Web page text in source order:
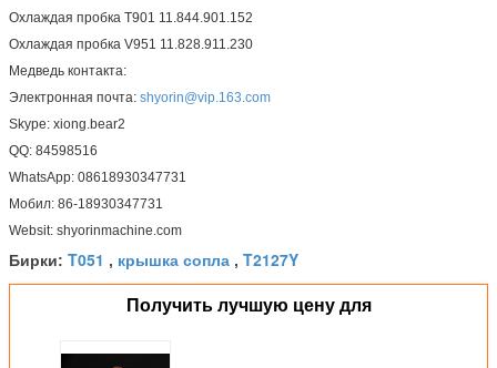
Охлаждая пробка T901 11.844.901.152
Охлаждая пробка V951 11.828.911.230
Медведь контакта:
Электронная почта: shyorin@vip.163.com
Skype: xiong.bear2
QQ: 84598516
WhatsApp: 08618930347731
Мобил: 86-18930347731
Websit: shyorinmachine.com
Бирки: T051 , крышка сопла , T2127Y
Получить лучшую цену для